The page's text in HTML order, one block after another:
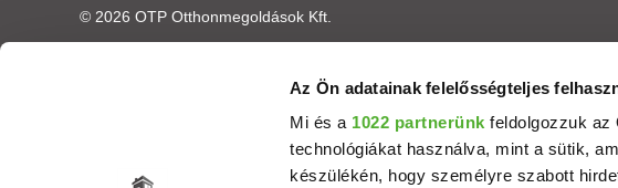
Az Ön adatainak felelősségteljes
Mi és a 1022 partnerünk feldolgozzuk az
technológiákat használva, mint a sütik,
készülékén, hogy személyre szabott
© 2026 OTP Otthonmegoldások Kft.